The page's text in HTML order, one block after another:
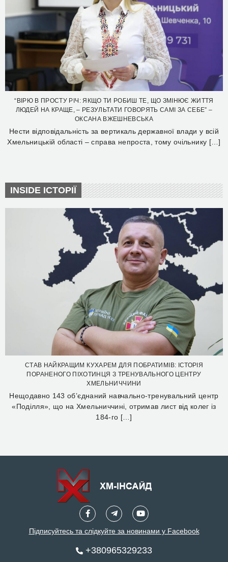
“ВІРЮ В ПРОСТУ РІЧ: ЯКЩО ТИ РОБИШ ТЕ, ЩО ЗМІНЮЄ ЖИТТЯ
ЛЮДЕЙ НА КРАЩЕ, – РЕЗУЛЬТАТИ ГОВОРЯТЬ САМІ ЗА СЕБЕ” –
ОКСАНА ВЖЕШНЕВСЬКА
Нести відповідальність за вертикаль державної влади у всій
Хмельницькій області – справа непроста, тому очільнику […]
INSIDE ІСТОРІЇ
СТАВ НАЙКРАЩИМ КУХАРЕМ ДЛЯ ПОБРАТИМІВ: ІСТОРІЯ
ПОРАНЕНОГО ПІХОТИНЦЯ З ТРЕНУВАЛЬНОГО ЦЕНТРУ
ХМЕЛЬНИЧЧИНИ
Нещодавно 143 об’єднаний навчально-тренувальний центр
«Поділля», що на Хмельниччині, отримав лист від колег із
184-го […]
Підписуйтесь та слідкуйте за новинами у Facebook
+380965329233